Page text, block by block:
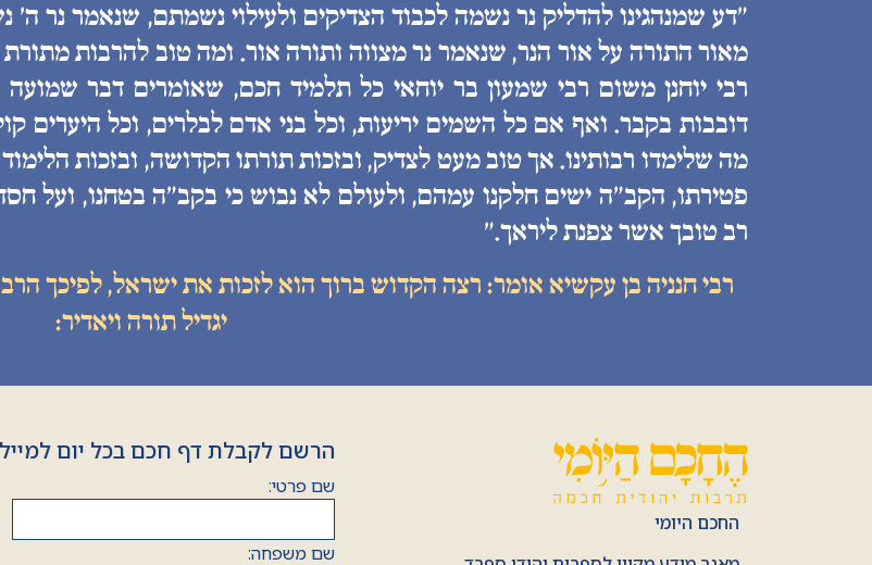
״דע שמנהגינו להדליק נר נשמה לכבוד הצדיקים ולעילוי נשמתם, שנאמר נר
מאור התורה על אור הנר, שנאמר נר מצווה ותורה אור. ומה טוב להרבות
רבי יוחנן משום רבי שמעון בר יוחאי כל תלמיד חכם, שאומרים דבר
דובבות בקבר. ואף אם כל השמים יריעות, וכל בני אדם לבלרים, וכל היערים
מה שלימדו רבותינו. אך טוב מעט לצדיק, ובזכות תורתו הקדושה, ובזכות
פטירתו, הקב״ה ישים חלקנו עמהם, ולעולם לא נבוש כי בקב״ה בטחנו, ועל
רב טובך אשר צפנת ליראך.״
רבי חנניה בן עקשיא אומר: רצה הקדוש ברוך הוא לזכות את ישראל, לפיכך
יגדיל תורה ויאדיר:
החכם היומי
הרשם לקבלת דף חכם בכל יום למייל
שם פרטי:
שם משפחה: